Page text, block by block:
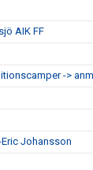
AIK FF
->
Johansson